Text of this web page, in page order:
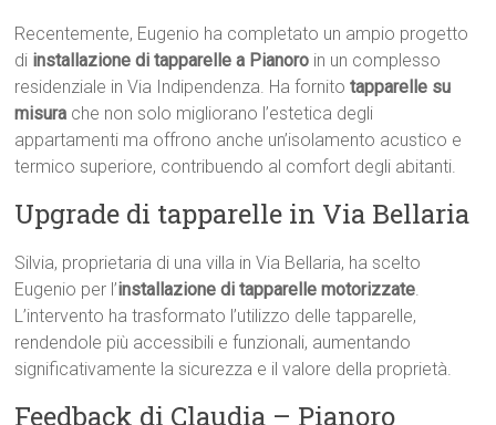
Recentemente, Eugenio ha completato un ampio progetto
di installazione di tapparelle a Pianoro in un complesso
residenziale in Via Indipendenza. Ha fornitotapparelle su
misura che non solo migliorano l’estetica degli
appartamenti ma offrono anche un’isolamento acustico e
termico superiore, contribuendo al comfort degli abitanti.
Upgrade di tapparelle in Via Bellaria
Silvia, proprietaria di una villa in Via Bellaria, ha scelto
Eugenio per l’installazione di tapparelle motorizzate.
L’intervento ha trasformato l’utilizzo delle tapparelle,
rendendole più accessibili e funzionali, aumentando
significativamente la sicurezza e il valore della proprietà.
Feedback di Claudia – Pianoro